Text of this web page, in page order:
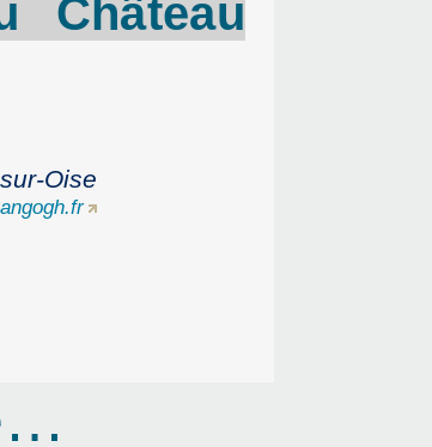
Château
Oise